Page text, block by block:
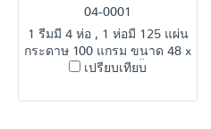
04-0001
1 รีมมี 4 ห่อ , 1 ห่อมี 125 แผ่น
กระดาษ 100 แกรม ขนาด 48 x
62 cm. (18.5 x 24 นิ้ว) พิมพ์
เปรียบเทียบ